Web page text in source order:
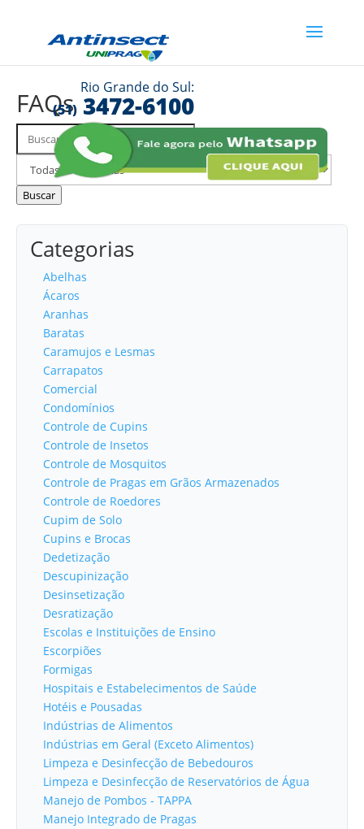
Rio Grande do Sul:
(51)3472-6100
FAQs
Buscar
FAQs
Filtrar
por
categoria
Buscar
Categorias
Abelhas
Ácaros
Aranhas
Baratas
Caramujos e Lesmas
Carrapatos
Comercial
Condomínios
Controle de Cupins
Controle de Insetos
Controle de Mosquitos
Controle de Pragas em Grãos Armazenados
Controle de Roedores
Cupim de Solo
Cupins e Brocas
Dedetização
Descupinização
Desinsetização
Desratização
Escolas e Instituições de Ensino
Escorpiões
Formigas
Hospitais e Estabelecimentos de Saúde
Hotéis e Pousadas
Indústrias de Alimentos
Indústrias em Geral (Exceto Alimentos)
Limpeza e Desinfecção de Bebedouros
Limpeza e Desinfecção de Reservatórios de Água
Manejo de Pombos - TAPPA
Manejo Integrado de Pragas